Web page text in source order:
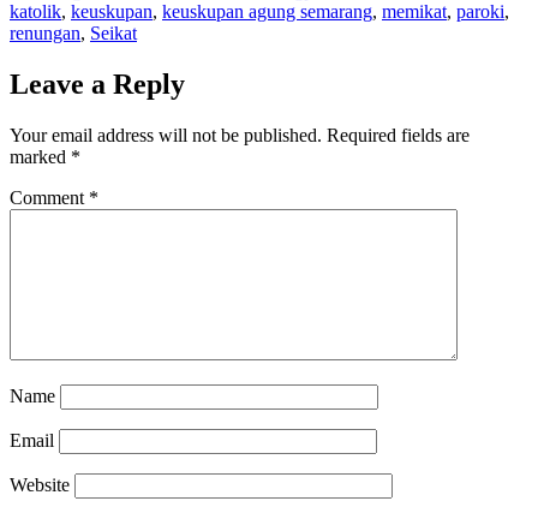
katolik, keuskupan, keuskupan agung semarang, memikat, paroki,
renungan, Seikat
Leave a Reply
Your email address will not be published. Required fields are
marked *
Comment *
Name
Email
Website